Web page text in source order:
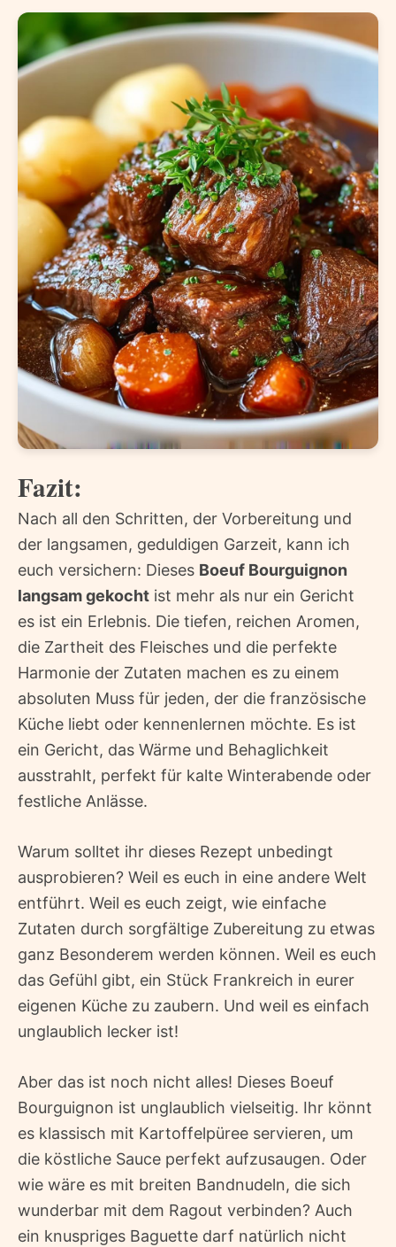
Fazit:
Nach all den Schritten, der Vorbereitung und
der langsamen, geduldigen Garzeit, kann ich
euch versichern: Dieses Boeuf Bourguignon
langsam gekocht ist mehr als nur ein Gericht 
es ist ein Erlebnis. Die tiefen, reichen Aromen,
die Zartheit des Fleisches und die perfekte
Harmonie der Zutaten machen es zu einem
absoluten Muss für jeden, der die französische
Küche liebt oder kennenlernen möchte. Es ist
ein Gericht, das Wärme und Behaglichkeit
ausstrahlt, perfekt für kalte Winterabende oder
festliche Anlässe.
Warum solltet ihr dieses Rezept unbedingt
ausprobieren? Weil es euch in eine andere Welt
entführt. Weil es euch zeigt, wie einfache
Zutaten durch sorgfältige Zubereitung zu etwas
ganz Besonderem werden können. Weil es euch
das Gefühl gibt, ein Stück Frankreich in eurer
eigenen Küche zu zaubern. Und weil es einfach
unglaublich lecker ist!
Aber das ist noch nicht alles! Dieses Boeuf
Bourguignon ist unglaublich vielseitig. Ihr könnt
es klassisch mit Kartoffelpüree servieren, um
die köstliche Sauce perfekt aufzusaugen. Oder
wie wäre es mit breiten Bandnudeln, die sich
wunderbar mit dem Ragout verbinden? Auch
ein knuspriges Baguette darf natürlich nicht